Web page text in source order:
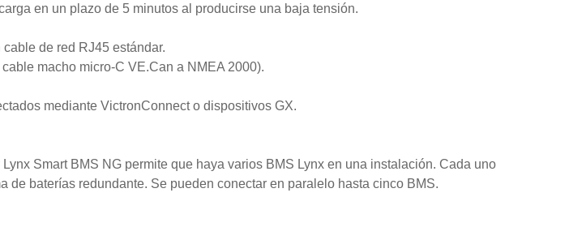
en un plazo de 5 minutos al producirse una baja tensión.
de red RJ45 estándar.
macho micro-C VE.Can a NMEA 2000).
mediante VictronConnect o dispositivos GX.
Smart BMS NG permite que haya varios BMS Lynx en una instalación. Cada uno
baterías redundante. Se pueden conectar en paralelo hasta cinco BMS.